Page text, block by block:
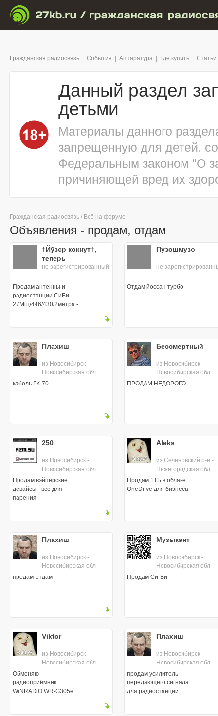
Гражданская радиосвязь События Аппаратура Где купить Статьи
Данный раздел
детьми
Материалы данного
запрещенную для детей,
Федеральным законом "О
причиняющей вред их
Гражданская радиосвязь / Всё на форуме
Объявления - продам, отдам
†Йўзєр кокнут†,
теперь
не зарегистрированный
Продам антенны и
радиостанции СиБи
27Мгц/446/430/2метра -
Пузошмузо
не
Отдам йоссан турбо
Плахиш
из Новосибирск -
Новосибирская обл
кабель ГК-70
Бессмертный
из Новосибирск -
Новосибирская обл
ПРОДАМ НЕДОРОГО
250
из Новосибирск -
Новосибирская обл
Продам вэйперские
девайсы - всё для
парения
Aleks
из Сеченовский р-н -
Нижегородская обл
Продам 1ТБ в облаке
OneDrive для бизнеса
Плахиш
из Новосибирск -
Новосибирская обл
продам-отдам
Музыкант
из Новосибирск -
Новосибирская обл
Продам Си-Би
Viktor
из Новосибирск -
Новосибирская обл
Обменяю
радиоприёмник
WiNRADiO WR-G305e
Плахиш
из Новосибирск -
Новосибирская обл
продам усилитель
передающего сигнала
для радиостанции